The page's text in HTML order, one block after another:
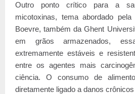
Outro ponto crítico para a
micotoxinas, tema abordado
Boevre, também da Ghent
em grãos armazenados,
extremamente estáveis e
entre os agentes mais
ciência. O consumo de
diretamente ligado a danos